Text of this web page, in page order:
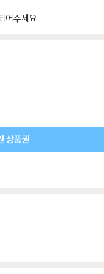
어주세요
상품권